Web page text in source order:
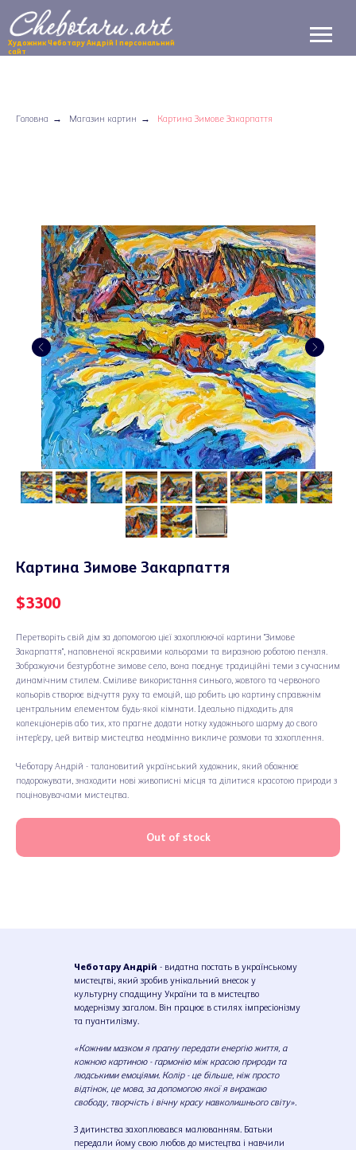
Художник Чеботару Андрій | персональний
сайт
Головна → Магазин картин → Картина Зимове Закарпаття
Картина Зимове Закарпаття
$3300
Перетворіть свій дім за допомогою цієї захоплюючої картини "Зимове
Закарпаття", наповненої яскравими кольорами та виразною роботою пензля.
Зображуючи безтурботне зимове село, вона поєднує традиційні теми з сучасним
динамічним стилем. Сміливе використання синього, жовтого та червоного
кольорів створює відчуття руху та емоцій, що робить цю картину справжнім
центральним елементом будь-якої кімнати. Ідеально підходить для
колекціонерів або тих, хто прагне додати нотку художнього шарму до свого
інтер'єру, цей витвір мистецтва неодмінно викличе розмови та захоплення.
Чеботару Андрій - талановитий український художник, який обожнює
подорожувати, знаходити нові живописні місця та ділитися красотою природи з
поціновувачами мистецтва.
Out of stock
Чеботару Андрій - видатна постать в українському
мистецтві, який зробив унікальний внесок у
культурну спадщину України та в мистецтво
модернізму загалом. Він працює в стилях імпресіонізму
та пуантилізму.
«Кожним мазком я прагну передати енергію життя, а
кожною картиною - гармонію між красою природи та
людськими емоціями. Колір - це більше, ніж просто
відтінок, це мова, за допомогою якої я виражаю
свободу, творчість і вічну красу навколишнього світу».
З дитинства захоплювався малюванням. Батьки
передали йому свою любов до мистецтва і навчили